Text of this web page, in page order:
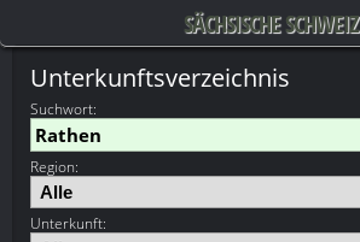
SÄCHSISCHE SCHWEIZ
Unterkunftsverzeichnis
Suchwort:
Region:
Unterkunft: